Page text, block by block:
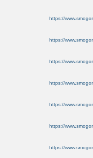
https://
https://
https://
https://
https://
https://
https://